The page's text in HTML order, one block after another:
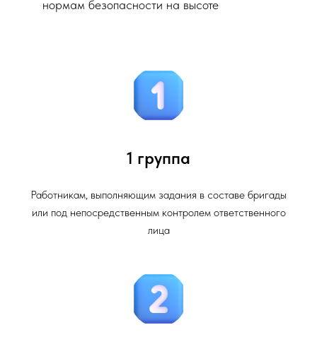
нормам безопасности на высоте
1 группа
Работникам, выполняющим задания в составе бригады
или под непосредственным контролем ответственного
лица